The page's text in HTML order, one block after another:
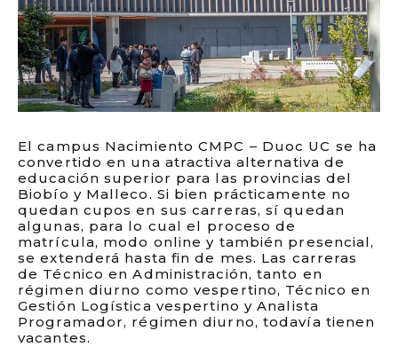
El campus Nacimiento CMPC – Duoc UC se ha
convertido en una atractiva alternativa de
educación superior para las provincias del
Biobío y Malleco. Si bien prácticamente no
quedan cupos en sus carreras, sí quedan
algunas, para lo cual el proceso de
matrícula, modo online y también presencial,
se extenderá hasta fin de mes. Las carreras
de Técnico en Administración, tanto en
régimen diurno como vespertino, Técnico en
Gestión Logística vespertino y Analista
Programador, régimen diurno, todavía tienen
vacantes.